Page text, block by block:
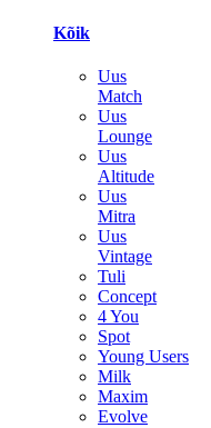
Kõik
Uus
Match
Uus
Lounge
Uus
Altitude
Uus
Mitra
Uus
Vintage
Tuli
Concept
4 You
Spot
Young Users
Milk
Maxim
Evolve